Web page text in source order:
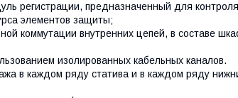
регистрации, предназначенный для контроля
элементов защиты;
коммутации внутренних цепей, в составе
изолированных кабельных каналов.
в каждом ряду статива и в каждом ряду